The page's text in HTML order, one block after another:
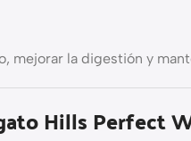
la digestión y
Hills Perfect